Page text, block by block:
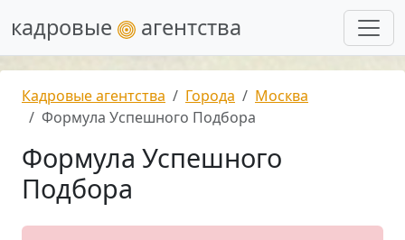
кадровые агентства
Кадровые агентства Города
Москва
Формула Успешного Подбора
Формула Успешного
Подбора